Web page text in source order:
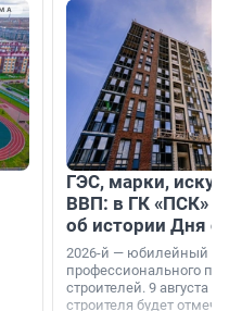
ГЭС, марки,
ВВП: в ГК «ПСК»
об истории Дня
2026-й — юбилейный
профессионального
строителей. 9 августа
строителя будет